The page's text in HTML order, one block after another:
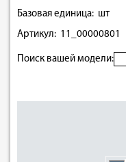
Базовая единица: шт
Артикул: 11_00000801
Поиск вашей модели: